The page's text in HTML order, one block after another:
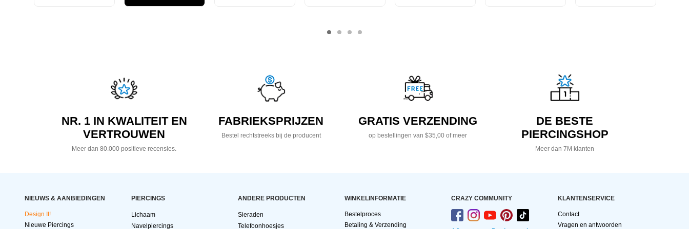
NR. 1 IN KWALITEIT EN
VERTROUWEN
Meer dan 80.000 positieve recensies.
FABRIEKSPRIJZEN
Bestel rechtstreeks bij de producent
GRATIS VERZENDING
op bestellingen van $35,00 of meer
DE BESTE
PIERCINGSHOP
Meer dan 7M klanten
NIEUWS & AANBIEDINGEN
Design It!
Nieuwe Piercings
PIERCINGS
Lichaam
Navelpiercings
ANDERE PRODUCTEN
Sieraden
Telefoonhoesjes
WINKELINFORMATIE
Bestelproces
Betaling & Verzending
CRAZY COMMUNITY KLANTENSERVICE
Contact
Vragen en antwoorden